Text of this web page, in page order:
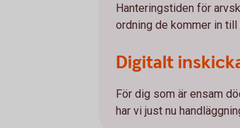
Hanteringstiden för
ordning de kommer in till
Digitalt
För dig som är ensam
har vi just nu